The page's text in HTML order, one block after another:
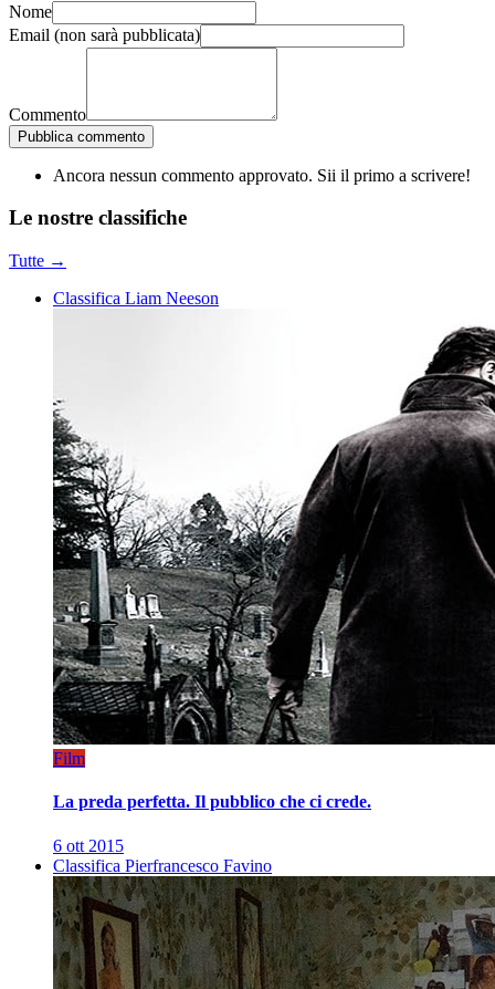
Nome
Email (non sarà pubblicata)
Commento
Pubblica commento
Ancora nessun commento approvato. Sii il primo a scrivere!
Le nostre classifiche
Tutte →
Classifica Liam Neeson
Film
La preda perfetta. Il pubblico che ci crede.
6 ott 2015
Classifica Pierfrancesco Favino